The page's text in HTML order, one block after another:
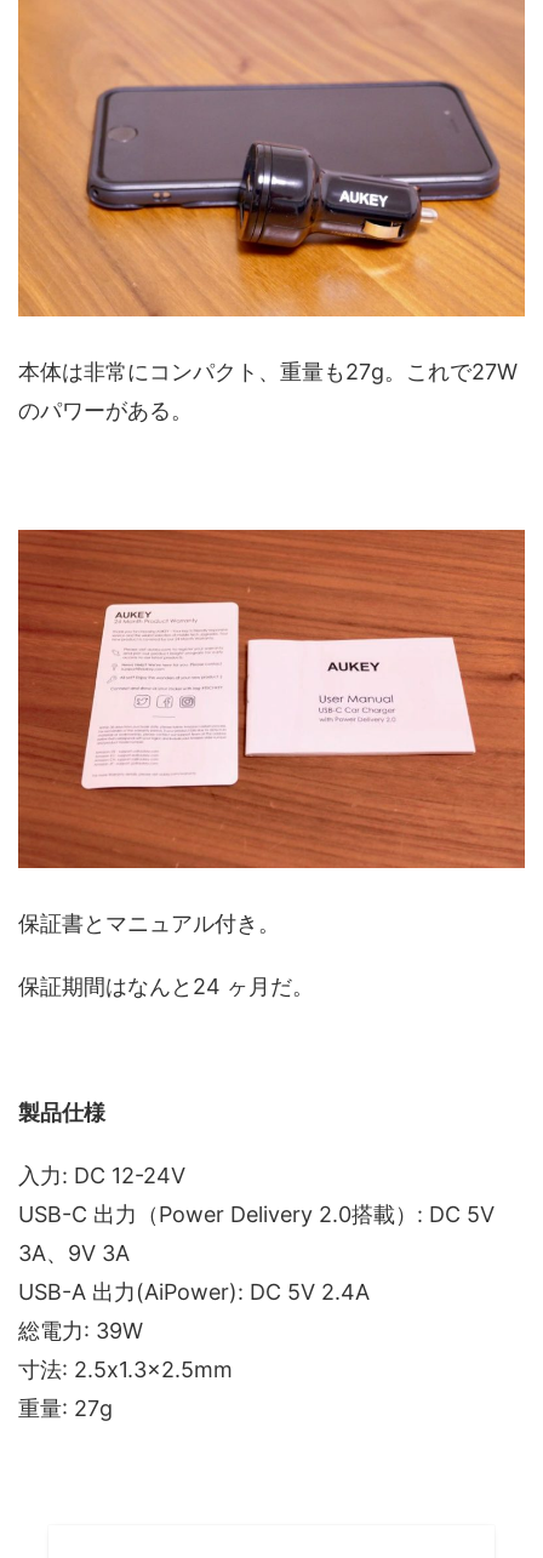
本体は非常にコンパクト、重量も27g。これで27W
のパワーがある。
保証書とマニュアル付き。
保証期間はなんと24 ヶ月だ。
製品仕様
入力: DC 12-24V
USB-C 出力（Power Delivery 2.0搭載）: DC 5V
3A、9V 3A
USB-A 出力(AiPower): DC 5V 2.4A
総電力: 39W
寸法: 2.5x1.3x2.5mm
重量: 27g